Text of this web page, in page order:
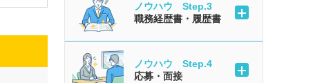
ノウハウ Step.3
職務経歴書・履歴書
ノウハウ Step.4
応募・面接